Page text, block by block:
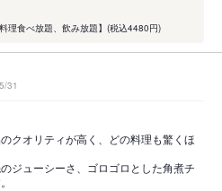
理食べ放題、飲み放題】(税込4480円)
31
クオリティが高く、どの料理も驚くほ
ジューシーさ、ゴロゴロとした角煮チ